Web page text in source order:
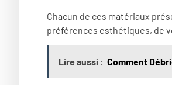
Chacun de ces matériaux
préférences esthétiques, de
Lire aussi : Comment